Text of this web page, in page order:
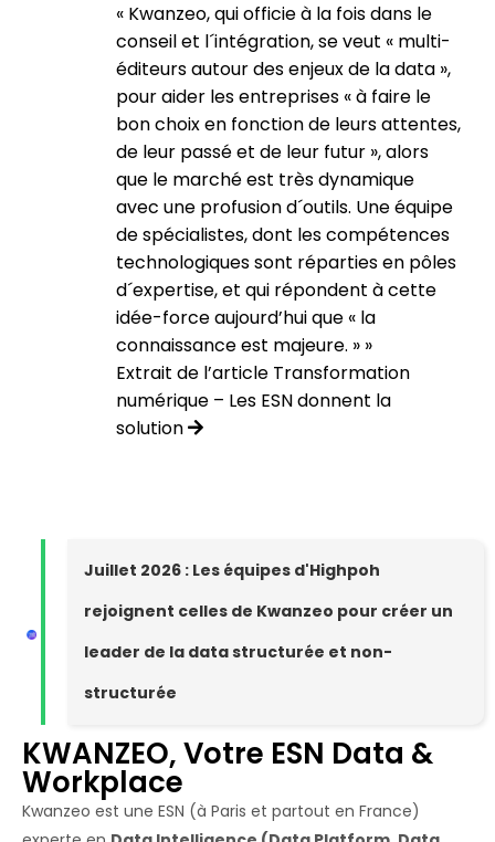
« Kwanzeo, qui officie à la fois dans le
conseil et l´intégration, se veut « multi-
éditeurs autour des enjeux de la data »,
pour aider les entreprises « à faire le
bon choix en fonction de leurs attentes,
de leur passé et de leur futur », alors
que le marché est très dynamique
avec une profusion d´outils. Une équipe
de spécialistes, dont les compétences
technologiques sont réparties en pôles
d´expertise, et qui répondent à cette
idée-force aujourd’hui que « la
connaissance est majeure. » »
Extrait de l’article Transformation
numérique – Les ESN donnent la
solution
Juillet 2026 : Les équipes d'Highpoh
rejoignent celles de Kwanzeo pour créer un
leader de la data structurée et non-
structurée
KWANZEO, Votre ESN Data &
Workplace
Kwanzeo est une ESN (à Paris et partout en France)